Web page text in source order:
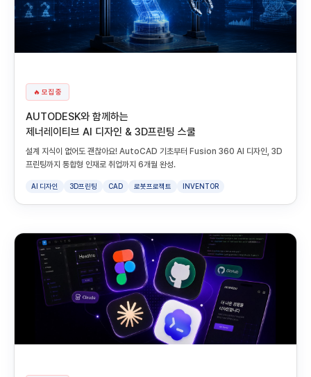
🔥 모집 중
AUTODESK와 함께하는
제너레이티브 AI 디자인 & 3D프린팅 스쿨
설계 지식이 없어도 괜찮아요! AutoCAD 기초부터 Fusion 360 AI 디자인, 3D
프린팅까지 통합형 인재로 취업까지 6개월 완성.
AI 디자인 3D프린팅 CAD 로봇프로젝트 INVENTOR